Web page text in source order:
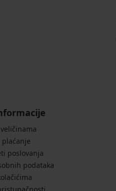
plaćanje
poslovanja
podataka